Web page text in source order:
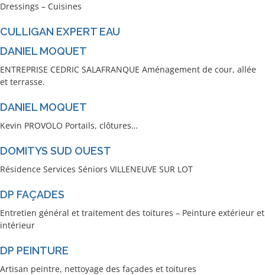
Dressings – Cuisines
CULLIGAN EXPERT EAU
DANIEL MOQUET
ENTREPRISE CEDRIC SALAFRANQUE Aménagement de cour, allée
et terrasse.
DANIEL MOQUET
Kevin PROVOLO Portails, clôtures…
DOMITYS SUD OUEST
Résidence Services Séniors VILLENEUVE SUR LOT
DP FAÇADES
Entretien général et traitement des toitures – Peinture extérieur et
intérieur
DP PEINTURE
Artisan peintre, nettoyage des façades et toitures